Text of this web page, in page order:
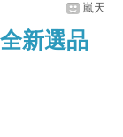
嵐天
新選品